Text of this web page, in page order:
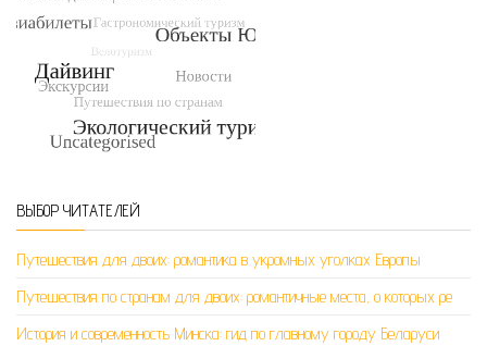
ВЫБОР ЧИТАТЕЛЕЙ
Путешествия для двоих: романтика в укромных уголках Европы
Путешествия по странам для двоих: романтичные места, о которых ре
История и современность Минска: гид по главному городу Беларуси